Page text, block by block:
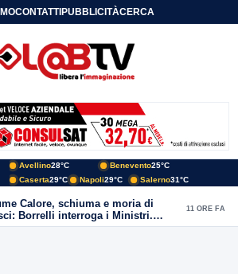
CONTATTIPUBBLICITÀCERCA
Avellino28°C Benevento25°C
Caserta29°C Napoli29°C Salerno31°C
Calore, schiuma e moria di
Borrelli interroga i Ministri.
paga l’assenza del
11 ORE FA